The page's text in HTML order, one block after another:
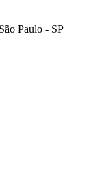
Paulo - SP